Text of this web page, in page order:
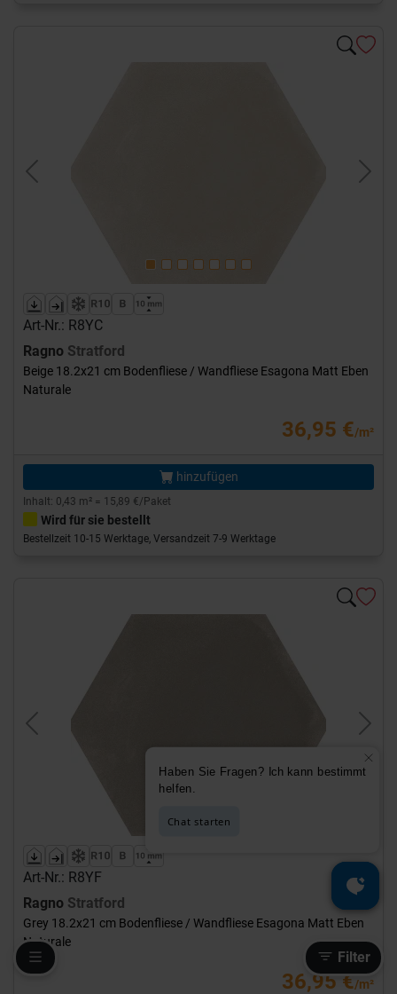
Filter
Previous Next
Art-Nr.: R8YC
Ragno Stratford
Beige 18.2x21 cm Bodenfliese / Wandfliese Esagona Matt Eben
Naturale
36,95 €/m²
hinzufügen
Inhalt: 0,43 m² = 15,89 €/Paket
Wird für sie bestellt
Bestellzeit 10-15 Werktage, Versandzeit 7-9 Werktage
Previous Next
Art-Nr.: R8YF
Ragno Stratford
Grey 18.2x21 cm Bodenfliese / Wandfliese Esagona Matt Eben
Naturale
36,95 €/m²